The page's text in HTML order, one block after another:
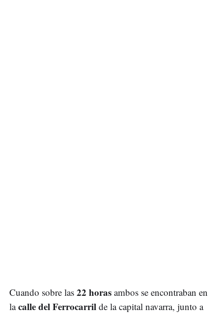
Cuando sobre las 22 horas ambos se encontraban en
lacalle del Ferrocarril de la capital navarra, junto a